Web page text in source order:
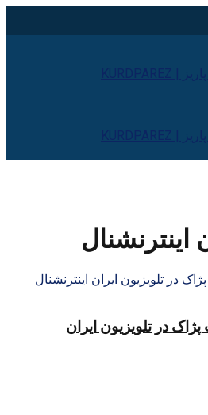
اینترنشنال
در تلویزیون ایران